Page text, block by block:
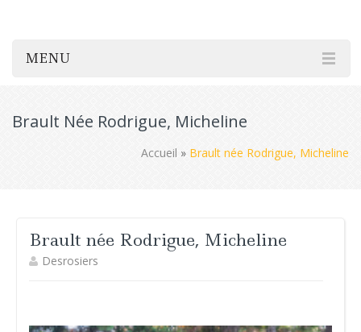
MENU
Brault Née Rodrigue, Micheline
Accueil » Brault née Rodrigue, Micheline
Brault née Rodrigue, Micheline
Desrosiers